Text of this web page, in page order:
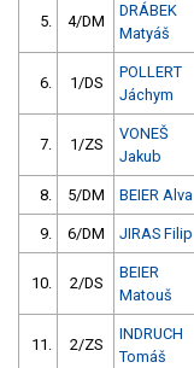
5. 4/DM
DRÁBEK
Matyáš
6. 1/DS
POLLERT
Jáchym
7. 1/ZS
VONEŠ
Jakub
8. 5/DM BEIER Alva
9. 6/DM JIRAS Filip
10. 2/DS
BEIER
Matouš
11. 2/ZS
INDRUCH
Tomáš